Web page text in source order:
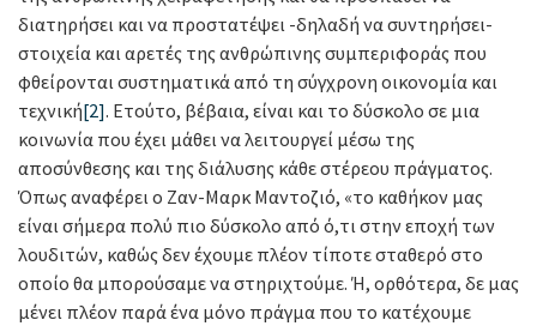
διατηρήσει και να προστατέψει -δηλαδή να συντηρήσει-
στοιχεία και αρετές της ανθρώπινης συμπεριφοράς που
φθείρονται συστηματικά από τη σύγχρονη οικονομία και
τεχνική[2]. Ετούτο, βέβαια, είναι και το δύσκολο σε μια
κοινωνία που έχει μάθει να λειτουργεί μέσω της
αποσύνθεσης και της διάλυσης κάθε στέρεου πράγματος.
Όπως αναφέρει ο Ζαν-Μαρκ Μαντοζιό, «το καθήκον μας
είναι σήμερα πολύ πιο δύσκολο από ό,τι στην εποχή των
λουδιτών, καθώς δεν έχουμε πλέον τίποτε σταθερό στο
οποίο θα μπορούσαμε να στηριχτούμε. Ή, ορθότερα, δε μας
μένει πλέον παρά ένα μόνο πράγμα που το κατέχουμε